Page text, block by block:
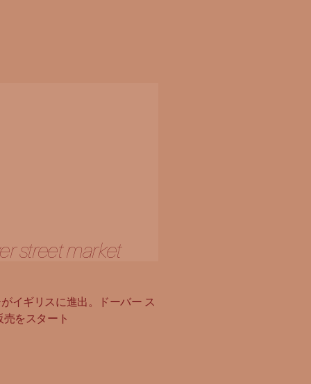
street market
イギリスに進出。ドーバー ス
をスタート